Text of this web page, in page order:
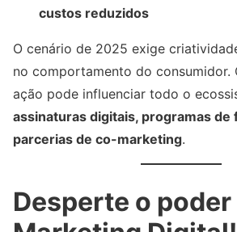
custos reduzidos
O cenário de 2025 exige
no comportamento do consumidor.
ação pode influenciar todo o
assinaturas digitais, programas de
parcerias de co-marketing.
Desperte o poder